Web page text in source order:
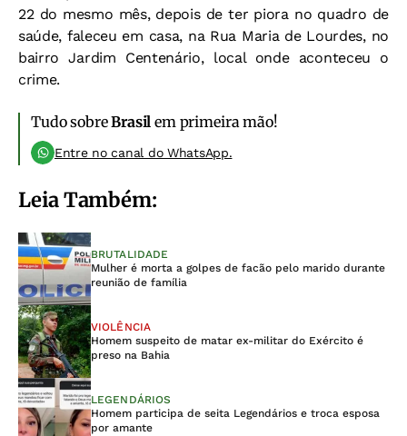
22 do mesmo mês, depois de ter piora no quadro de
saúde, faleceu em casa, na Rua Maria de Lourdes, no
bairro Jardim Centenário, local onde aconteceu o
crime.
Tudo sobreBrasil em primeira mão!
Entre no canal do WhatsApp.
Leia Também:
BRUTALIDADE
Mulher é morta a golpes de facão pelo marido durante
reunião de família
VIOLÊNCIA
Homem suspeito de matar ex-militar do Exército é
preso na Bahia
LEGENDÁRIOS
Homem participa de seita Legendários e troca esposa
por amante